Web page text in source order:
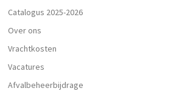
Catalogus 2025-2026
Over ons
Vrachtkosten
Vacatures
Afvalbeheerbijdrage